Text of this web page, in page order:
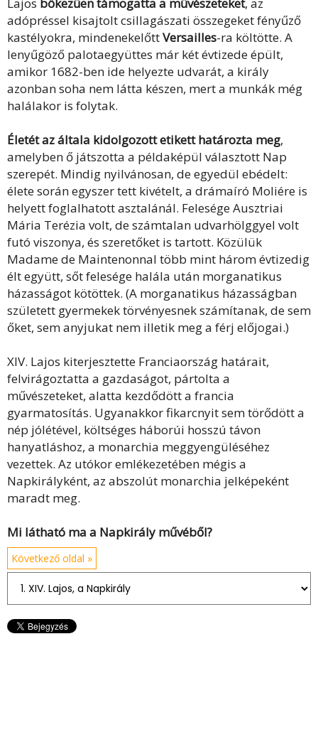
Lajos bőkezűen támogatta a művészeteket, az
adópréssel kisajtolt csillagászati összegeket fényűző
kastélyokra, mindenekelőttVersailles-ra költötte. A
lenyűgöző palotaegyüttes már két évtizede épült,
amikor 1682-ben ide helyezte udvarát, a király
azonban soha nem látta készen, mert a munkák még
halálakor is folytak.
Életét az általa kidolgozott etikett határozta meg,
amelyben ő játszotta a példaképül választott Nap
szerepét. Mindig nyilvánosan, de egyedül ebédelt:
élete során egyszer tett kivételt, a drámaíró Moliére is
helyett foglalhatott asztalánál. Felesége Ausztriai
Mária Terézia volt, de számtalan udvarhölggyel volt
futó viszonya, és szeretőket is tartott. Közülük
Madame de Maintenonnal több mint három évtizedig
élt együtt, sőt felesége halála után morganatikus
házasságot kötöttek. (A morganatikus házasságban
született gyermekek törvényesnek számítanak, de sem
őket, sem anyjukat nem illetik meg a férj előjogai.)
XIV. Lajos kiterjesztette Franciaország határait,
felvirágoztatta a gazdaságot, pártolta a
művészeteket, alatta kezdődött a francia
gyarmatosítás. Ugyanakkor fikarcnyit sem törődött a
nép jólétével, költséges háborúi hosszú távon
hanyatláshoz, a monarchia meggyengüléséhez
vezettek. Az utókor emlékezetében mégis a
Napkirályként, az abszolút monarchia jelképeként
maradt meg.
Mi látható ma a Napkirály művéből?
Következő oldal »